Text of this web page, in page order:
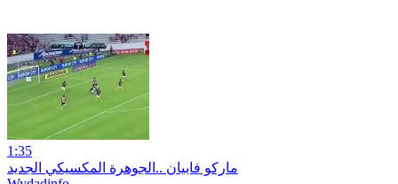
1:35
ماركو فابيان ..الجوهرة المكسيكي الجديد